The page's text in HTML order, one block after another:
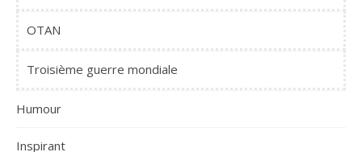
OTAN
Troisième guerre mondiale
Humour
Inspirant